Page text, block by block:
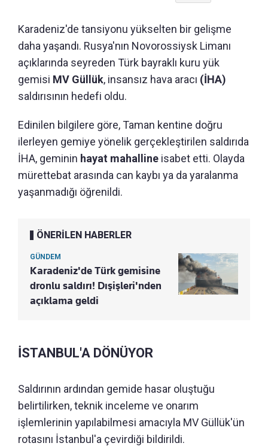
Karadeniz'de tansiyonu yükselten bir gelişme
daha yaşandı. Rusya'nın Novorossiysk Limanı
açıklarında seyreden Türk bayraklı kuru yük
gemisi MV Güllük, insansız hava aracı (İHA)
saldırısının hedefi oldu.
Edinilen bilgilere göre, Taman kentine doğru
ilerleyen gemiye yönelik gerçekleştirilen saldırıda
İHA, geminin hayat mahalline isabet etti. Olayda
mürettebat arasında can kaybı ya da yaralanma
yaşanmadığı öğrenildi.
ÖNERİLEN HABERLER
GÜNDEM
Karadeniz'de Türk gemisine
dronlu saldırı! Dışişleri'nden
açıklama geldi
İSTANBUL'A DÖNÜYOR
Saldırının ardından gemide hasar oluştuğu
belirtilirken, teknik inceleme ve onarım
işlemlerinin yapılabilmesi amacıyla MV Güllük'ün
rotasını İstanbul'a çevirdiği bildirildi.